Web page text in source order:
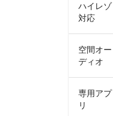
ハイレゾ
対応
空間オー
ディオ
専用アプ
リ